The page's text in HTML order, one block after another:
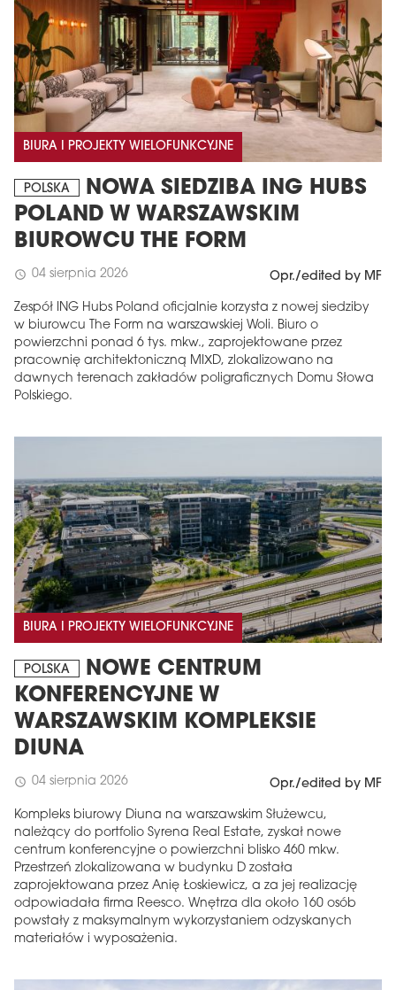
BIURA I PROJEKTY WIELOFUNKCYJNE
POLSKA
NOWA SIEDZIBA ING HUBS
POLAND W WARSZAWSKIM
BIUROWCU THE FORM
schedule 04 sierpnia 2026 Opr./edited by MF
Zespół ING Hubs Poland oficjalnie korzysta z nowej siedziby
w biurowcu The Form na warszawskiej Woli. Biuro o
powierzchni ponad 6 tys. mkw., zaprojektowane przez
pracownię architektoniczną MIXD, zlokalizowano na
dawnych terenach zakładów poligraficznych Domu Słowa
Polskiego.
BIURA I PROJEKTY WIELOFUNKCYJNE
POLSKA
NOWE CENTRUM
KONFERENCYJNE W
WARSZAWSKIM KOMPLEKSIE
DIUNA
schedule 04 sierpnia 2026 Opr./edited by MF
Kompleks biurowy Diuna na warszawskim Służewcu,
należący do portfolio Syrena Real Estate, zyskał nowe
centrum konferencyjne o powierzchni blisko 460 mkw.
Przestrzeń zlokalizowana w budynku D została
zaprojektowana przez Anię Łoskiewicz, a za jej realizację
odpowiadała firma Reesco. Wnętrza dla około 160 osób
powstały z maksymalnym wykorzystaniem odzyskanych
materiałów i wyposażenia.